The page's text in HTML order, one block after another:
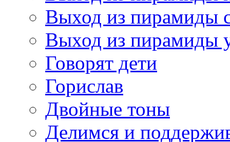
Выход из пирамиды
Выход из пирамиды
Говорят дети
Горислав
Двойные тоны
Делимся и